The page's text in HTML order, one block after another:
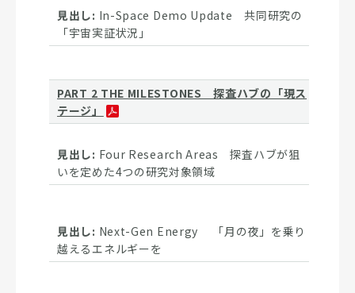
In-Space Demo Update 共同研究の
「宇宙実証状況」
PART 2 THE MILESTONES 探査ハブの「現ス
テージ」
Four Research Areas 探査ハブが狙
いを定めた4つの研究対象領域
Next-Gen Energy 「月の夜」を乗り
越えるエネルギーを